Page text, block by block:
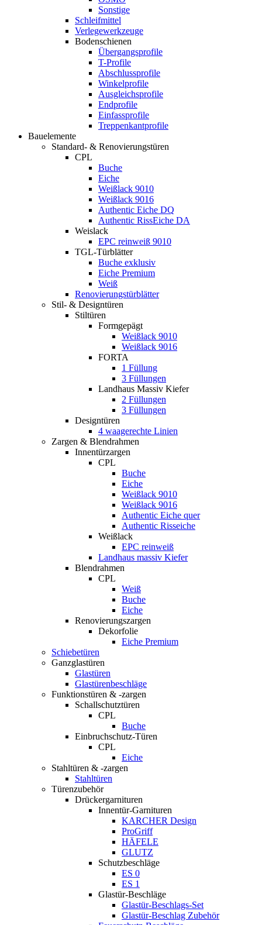
Sonstige
Schleifmittel
Verlegewerkzeuge
Bodenschienen
Übergangsprofile
T-Profile
Abschlussprofile
Winkelprofile
Ausgleichsprofile
Endprofile
Einfassprofile
Treppenkantprofile
Bauelemente
Standard- & Renovierungstüren
CPL
Buche
Eiche
Weißlack 9010
Weißlack 9016
Authentic Eiche DQ
Authentic RissEiche DA
Weislack
EPC reinweiß 9010
TGL-Türblätter
Buche exklusiv
Eiche Premium
Weiß
Renovierungstürblätter
Stil- & Designtüren
Stiltüren
Formgepägt
Weißlack 9010
Weißlack 9016
FORTA
1 Füllung
3 Füllungen
Landhaus Massiv Kiefer
2 Füllungen
3 Füllungen
Designtüren
4 waagerechte Linien
Zargen & Blendrahmen
Innentürzargen
CPL
Buche
Eiche
Weißlack 9010
Weißlack 9016
Authentic Eiche quer
Authentic Risseiche
Weißlack
EPC reinweiß
Landhaus massiv Kiefer
Blendrahmen
CPL
Weiß
Buche
Eiche
Renovierungszargen
Dekorfolie
Eiche Premium
Schiebetüren
Ganzglastüren
Glastüren
Glastürenbeschläge
Funktionstüren & -zargen
Schallschutztüren
CPL
Buche
Einbruchschutz-Türen
CPL
Eiche
Stahltüren & -zargen
Stahltüren
Türenzubehör
Drückergarnituren
Innentür-Garnituren
KARCHER Design
ProGriff
HÄFELE
GLUTZ
Schutzbeschläge
ES 0
ES 1
Glastür-Beschläge
Glastür-Beschlags-Set
Glastür-Beschlag Zubehör